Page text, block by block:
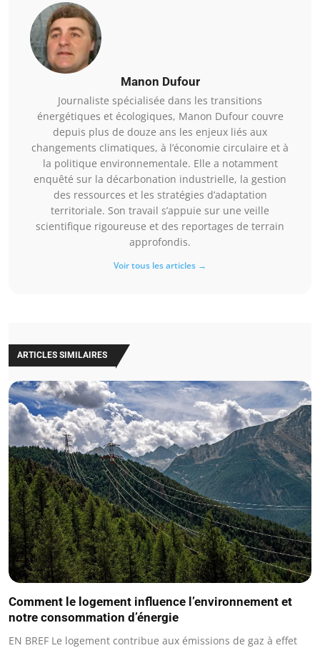
Manon Dufour
Journaliste spécialisée dans les transitions
énergétiques et écologiques, Manon Dufour couvre
depuis plus de douze ans les enjeux liés aux
changements climatiques, à l’économie circulaire et à
la politique environnementale. Elle a notamment
enquêté sur la décarbonation industrielle, la gestion
des ressources et les stratégies d’adaptation
territoriale. Son travail s’appuie sur une veille
scientifique rigoureuse et des reportages de terrain
approfondis.
Voir tous les articles →
ARTICLES SIMILAIRES
Comment le logement influence l’environnement et
notre consommation d’énergie
EN BREF Le logement contribue aux émissions de gaz à effet